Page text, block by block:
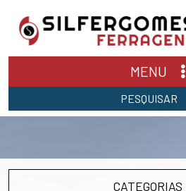
MENU
PESQUISAR
CATEGORIAS